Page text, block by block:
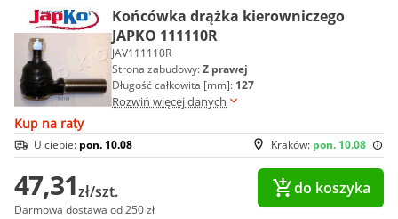
Końcówka drążka kierowniczego
JAPKO 111110R
JAV111110R
Strona zabudowy:Z prawej
Długość całkowita [mm]: 127
Rozwiń więcej danych
Kup na raty
Kraków: pon. 10.08
U ciebie: pon. 10.08
47,31zł/szt.
Darmowa dostawa od 250 zł
do koszyka